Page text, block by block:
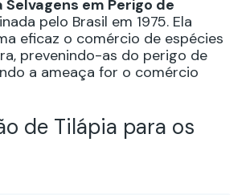
Selvagens em Perigo de
pelo Brasil em 1975. Ela
eficaz o comércio de espécies
prevenindo-as do perigo de
a ameaça for o comércio
de Tilápia para os